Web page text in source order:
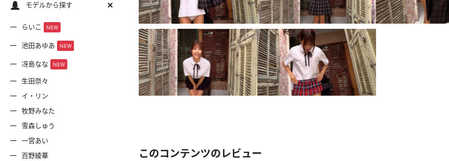
モデルから探す
らいこ NEW
池田あゆあ NEW
冴島なな NEW
生田奈々
イ・リン
牧野みなた
雪森しゅう
一宮あい
百野綾華
このコンテンツのレビュー